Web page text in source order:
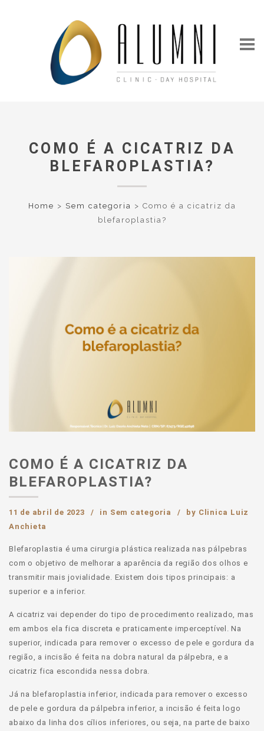
COMO É A CICATRIZ DA
BLEFAROPLASTIA?
Home > Sem categoria > Como é a cicatriz da
blefaroplastia?
COMO É A CICATRIZ DA
BLEFAROPLASTIA?
11 de abril de 2023 in Sem categoria by Clinica Luiz
Anchieta
Blefaroplastia é uma cirurgia plástica realizada nas pálpebras
com o objetivo de melhorar a aparência da região dos olhos e
transmitir mais jovialidade. Existem dois tipos principais: a
superior e a inferior.
A cicatriz vai depender do tipo de procedimento realizado, mas
em ambos ela fica discreta e praticamente imperceptível. Na
superior, indicada para remover o excesso de pele e gordura da
região, a incisão é feita na dobra natural da pálpebra, e a
cicatriz fica escondida nessa dobra.
Já na blefaroplastia inferior, indicada para remover o excesso
de pele e gordura da pálpebra inferior, a incisão é feita logo
abaixo da linha dos cílios inferiores, ou seja, na parte de baixo